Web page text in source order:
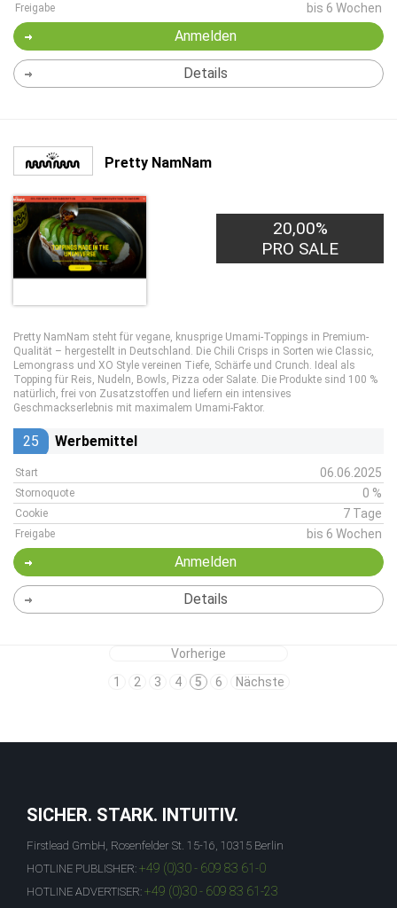
Freigabe bis 6 Wochen
Anmelden
Details
Pretty NamNam
20,00%
PRO SALE
Pretty NamNam steht für vegane, knusprige Umami-Toppings in Premium-
Qualität – hergestellt in Deutschland. Die Chili Crisps in Sorten wie Classic,
Lemongrass und XO Style vereinen Tiefe, Schärfe und Crunch. Ideal als
Topping für Reis, Nudeln, Bowls, Pizza oder Salate. Die Produkte sind 100 %
natürlich, frei von Zusatzstoffen und liefern ein intensives
Geschmackserlebnis mit maximalem Umami-Faktor.
25 Werbemittel
Start 06.06.2025
Stornoquote 0 %
Cookie 7 Tage
Freigabe bis 6 Wochen
Anmelden
Details
Vorherige
1
2 3 4 5 6 Nächste
SICHER. STARK. INTUITIV.
Firstlead GmbH, Rosenfelder St. 15-16, 10315 Berlin
HOTLINE PUBLISHER: +49 (0)30 - 609 83 61-0
HOTLINE ADVERTISER: +49 (0)30 - 609 83 61-23